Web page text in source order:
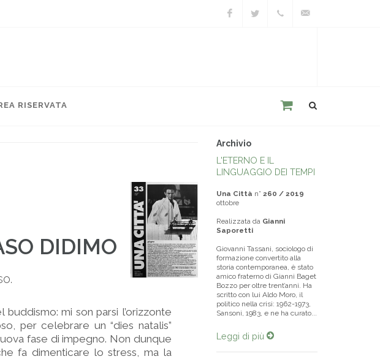
RISERVATA
DIDIMO
buddismo: mi son parsi l’orizzonte
per celebrare un “dies natalis”
fase di impegno. Non dunque
fa dimenticare lo stress, ma la
Archivio
L'ETERNO E IL
LINGUAGGIO DEI TEMPI
Una Città n° 260 / 2019
ottobre
Realizzata da Gianni
Saporetti
Giovanni Tassani, sociologo di
formazione convertito alla
storia contemporanea, è stato
amico fraterno di Gianni Baget
Bozzo per oltre trent’anni. Ha
scritto con lui Aldo Moro, il
politico nella crisi: 1962-1973,
Sansoni, 1983, e ne ha curato...
Leggi di più